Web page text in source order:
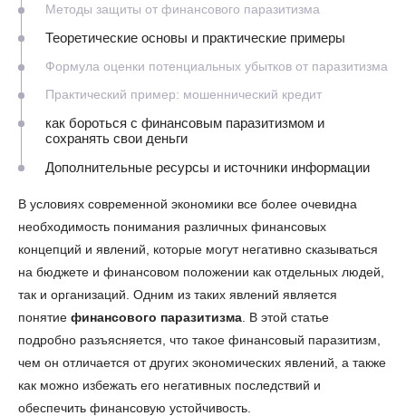
Методы защиты от финансового паразитизма
Теоретические основы и практические примеры
Формула оценки потенциальных убытков от паразитизма
Практический пример: мошеннический кредит
как бороться с финансовым паразитизмом и
сохранять свои деньги
Дополнительные ресурсы и источники информации
В условиях современной экономики все более очевидна
необходимость понимания различных финансовых
концепций и явлений, которые могут негативно сказываться
на бюджете и финансовом положении как отдельных людей,
так и организаций. Одним из таких явлений является
понятие финансового паразитизма . В этой статье
подробно разъясняется, что такое финансовый паразитизм,
чем он отличается от других экономических явлений, а также
как можно избежать его негативных последствий и
обеспечить финансовую устойчивость.